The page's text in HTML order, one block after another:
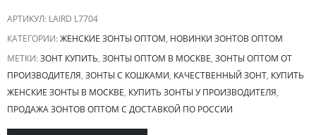
АРТИКУЛ: LAIRD L7704
КАТЕГОРИИ:ЖЕНСКИЕ ЗОНТЫ ОПТОМ, НОВИНКИ ЗОНТОВ ОПТОМ
МЕТКИ:ЗОНТ КУПИТЬ, ЗОНТЫ ОПТОМ В МОСКВЕ, ЗОНТЫ ОПТОМ ОТ
ПРОИЗВОДИТЕЛЯ, ЗОНТЫ С КОШКАМИ, КАЧЕСТВЕННЫЙ ЗОНТ, КУПИТЬ
ЖЕНСКИЕ ЗОНТЫ В МОСКВЕ, КУПИТЬ ЗОНТЫ У ПРОИЗВОДИТЕЛЯ,
ПРОДАЖА ЗОНТОВ ОПТОМ С ДОСТАВКОЙ ПО РОССИИ